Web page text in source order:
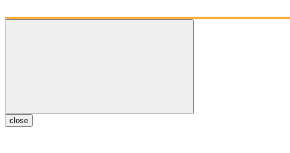
close